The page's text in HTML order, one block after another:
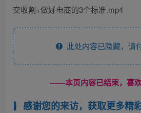
交收割+做好电商的3个标准.mp4
此处内容已隐藏，请
------本页内容已结束，喜
感谢您的来访，获取更多精